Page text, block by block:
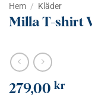
Hem / Kläder
Milla T-shirt
279,00 kr